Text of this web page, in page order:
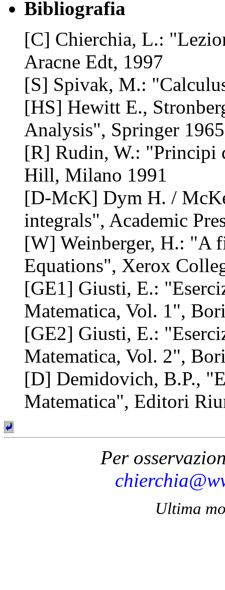
Bibliografia
[C] Chierchia, L.:
Aracne Edt, 1997
[S] Spivak, M.:
[HS] Hewitt E.,
Analysis", Springer 1965
[R] Rudin, W.: "Principi
Hill, Milano 1991
[D-McK] Dym H. /
integrals", Academic
[W] Weinberger, H.: "A
Equations", Xerox
[GE1] Giusti, E.:
Matematica, Vol. 1",
[GE2] Giusti, E.:
Matematica, Vol. 2",
[D] Demidovich, B.P.,
Matematica", Editori
Per
Ultima